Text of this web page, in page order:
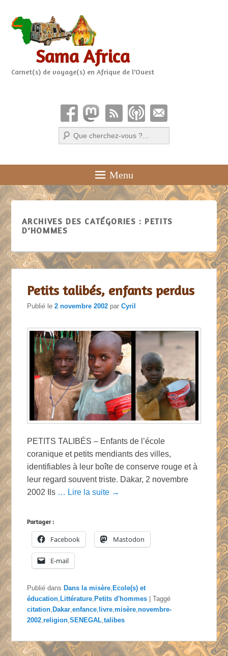
Sama Africa
Carnet(s) de voyage(s) en Afrique de l'Ouest
Recherche
Menu
ARCHIVES DES CATÉGORIES : PETITS
D’HOMMES
Petits talibés, enfants perdus
Publié le2 novembre 2002 parCyril
PETITS TALIBÉS – Enfants de l’école
coranique et petits mendiants des villes,
identifiables à leur boîte de conserve rouge et à
leur regard souvent triste. Dakar, 2 novembre
2002 Ils … Lire la suite →
Partager :
Facebook Mastodon
E-mail
Publié dans Dans la misère, Ecole(s) et
éducation, Littérature, Petits d'hommes |Taggé
citation, Dakar,enfance, livre,misère,novembre-
2002,religion,SENEGAL,talibes